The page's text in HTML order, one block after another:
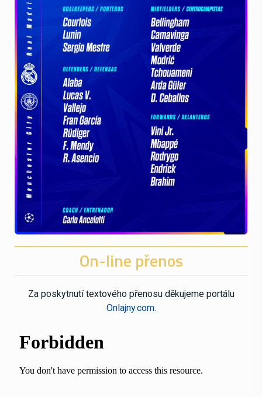
On-line přenos
Za poskytnutí textového přenosu děkujeme portálu
Onlajny.com.